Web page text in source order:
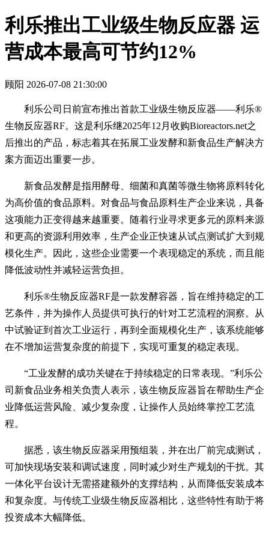
利乐推出工业级生物反应器 运
营成本最高可节约12%
顾阳 2026-07-08 21:30:00
利乐公司日前宣布推出首款工业级生物反应器——利乐®
生物反应器RF。这是利乐继2025年12月收购Bioreactors.net之
后推出的产品，标志着其在拓展工业发酵和新食品生产解决方
案方面迈出重要一步。
新食品发酵是指用酵母、细菌和真菌等微生物将原料转化
为高价值的食品原料。对食品与食品原料生产企业来说，具备
这项能力正变得越来越重要。随着行业寻求更多元的原料来源
和更高的资源利用效率，生产企业正快速从试点测试扩大到规
模化生产。因此，这些企业需要一个表现稳定的系统，而且能
降低波动性并减轻运营负担。
利乐®生物反应器RF是一款发酵容器，旨在维持稳定的工
艺条件，并为操作人员提供可执行的针对工艺流程的洞察。从
中试验证到首次工业运行，再到全面规模化生产，该系统能够
在不增加运营复杂度的前提下，实现可重复的稳定表现。
“工业发酵的成功关键在于持续稳定的日常表现。”利乐公
司新食品业务相关负责人表示，该生物反应器旨在帮助生产企
业降低运营风险、减少复杂度，让操作人员始终掌控工艺流
程。
据悉，该生物反应器采用预组装，并在出厂前完成测试，
可加快现场安装和调试速度，同时减少对生产规划的干扰。其
一体化平台设计无需搭建额外的支撑结构，从而降低安装成本
和复杂度。与传统工业级生物反应器相比，这些特性有助于将
投资成本大幅降低。